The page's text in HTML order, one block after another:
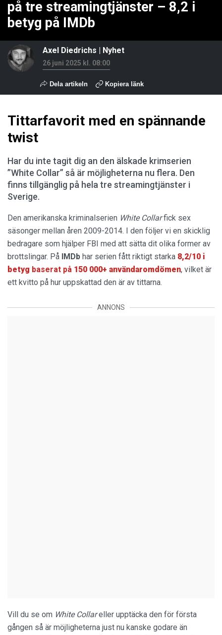
på tre streamingtjänster – 8,2 i
betyg på IMDb
Axel Diedrichs Nyhet
26 juni 2025 kl. 08:00
Dela artikeln Kopiera länk
Tittarfavorit med en spännande
twist
Har du inte tagit dig an den älskade krimserien
”White Collar” så är möjligheterna nu flera. Den
finns tillgänglig på hela tre streamingtjänster i
Sverige.
Den amerikanska kriminalserien White Collarfick sex
säsonger mellan åren 2009-2014. I den följer vi en skicklig
bedragare som hjälper FBI med att sätta dit olika former av
brottslingar. På IMDb har serien fått riktigt starka 8,2/10 i
betyg baserat på 150 000+ användaromdömen, vilket är
ett kvitto på hur uppskattad den är av tittarna.
ANNONS
Vill du se om White Collareller upptäcka den för första
gången så är möjligheterna just nu kanske godare än